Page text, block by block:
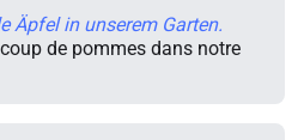
Äpfel in unserem Garten.
de pommes dans notre